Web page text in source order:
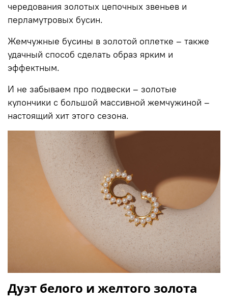
чередования золотых цепочных звеньев и
перламутровых бусин.
Жемчужные бусины в золотой оплетке – также
удачный способ сделать образ ярким и
эффектным.
И не забываем про подвески – золотые
кулончики с большой массивной жемчужиной –
настоящий хит этого сезона.
Дуэт белого и желтого золота